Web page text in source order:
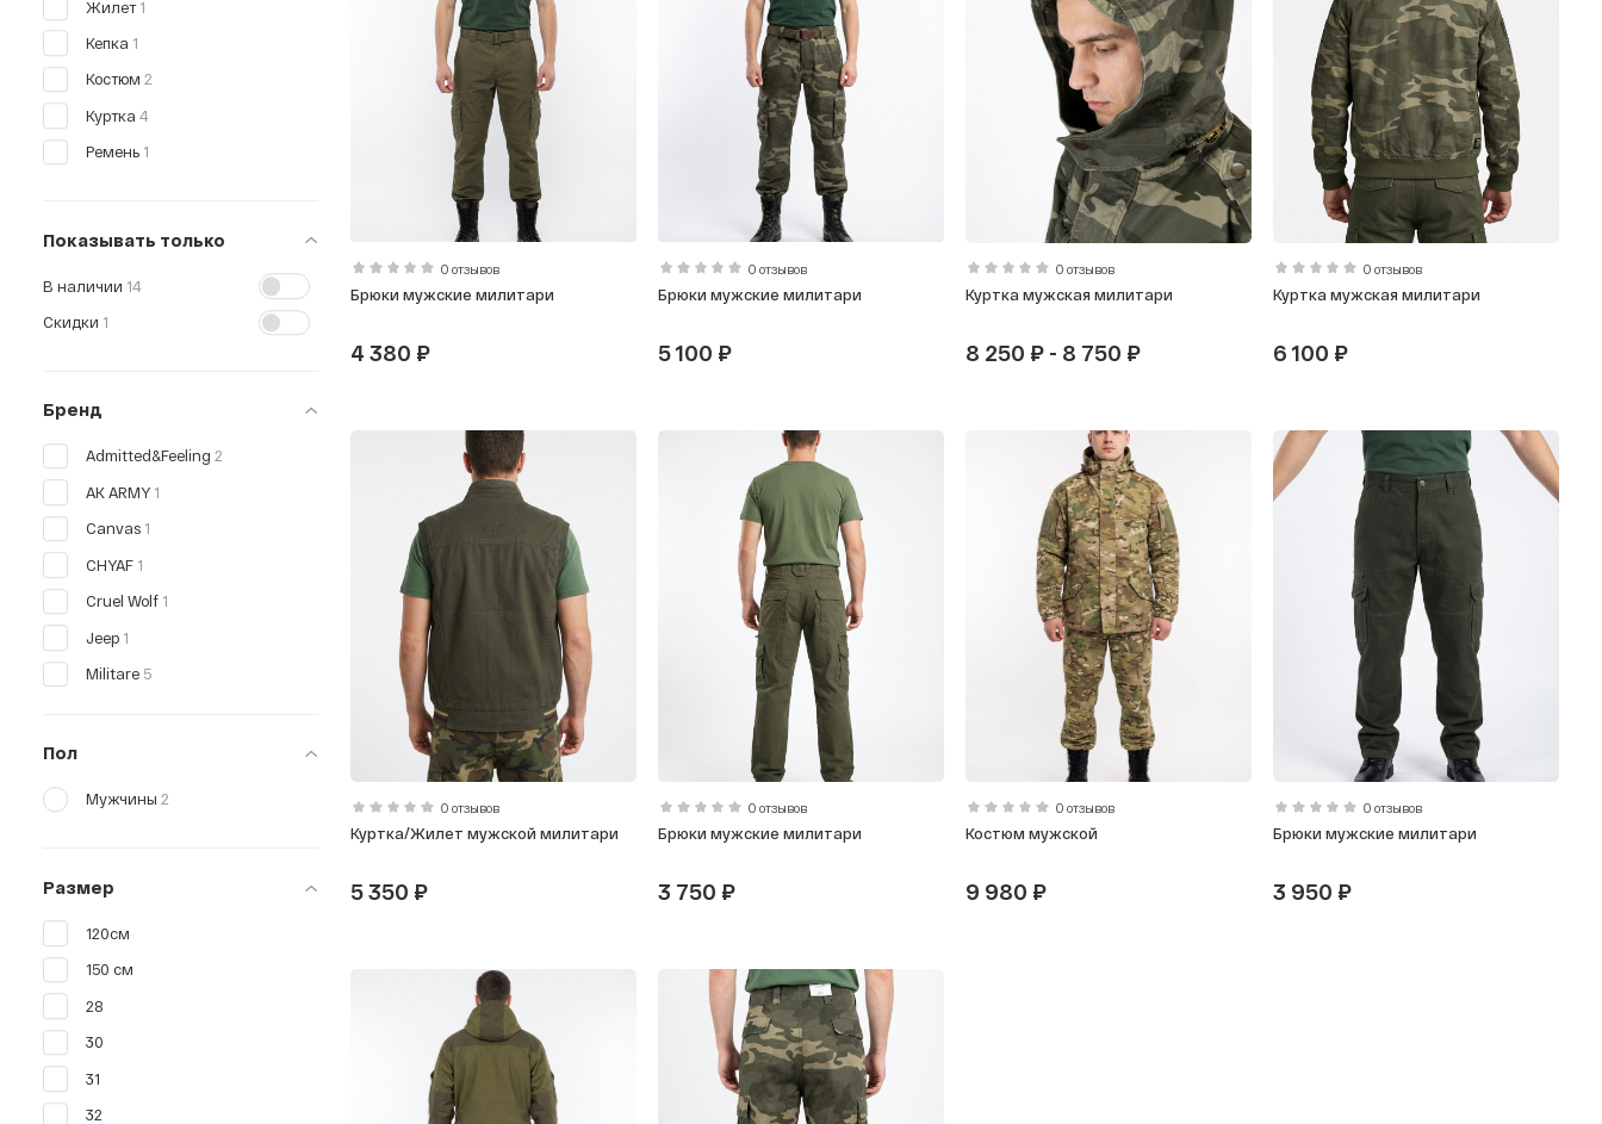
Жилет 1
Кепка 1
Костюм 2
Куртка 4
Ремень 1
Показывать только
В наличии 14
Скидки 1
Бренд
Admitted&Feeling 2
AK ARMY 1
Canvas 1
CHYAF 1
Cruel Wolf 1
Jeep 1
Militare 5
Пол
Мужчины 2
Размер
120см
150 см
28
30
31
32
0 отзывов
Брюки мужские милитари
4 380 ₽
0 отзывов
Брюки мужские милитари
5 100 ₽
0 отзывов
Куртка мужская милитари
8 250 ₽ - 8 750 ₽
0 отзывов
Куртка мужская милитари
6 100 ₽
0 отзывов
Куртка/Жилет мужской милитари
5 350 ₽
0 отзывов
Брюки мужские милитари
3 750 ₽
0 отзывов
Костюм мужской
9 980 ₽
0 отзывов
Брюки мужские милитари
3 950 ₽